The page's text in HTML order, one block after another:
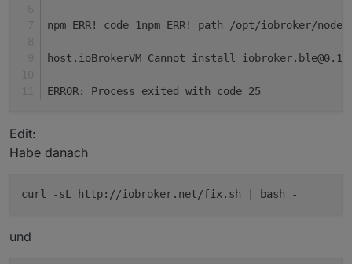
npm ERR! code 1npm ERR! path /opt/iobroker/
host.ioBrokerVM Cannot install
ERROR: Process exited with code 25
Edit:
Habe danach
curl -sL http://iobroker.net/fix.sh | bash -
und